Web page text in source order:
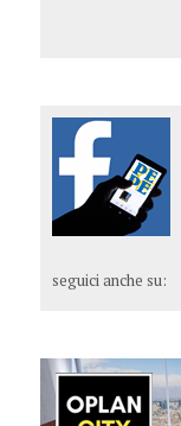
seguici anche su: